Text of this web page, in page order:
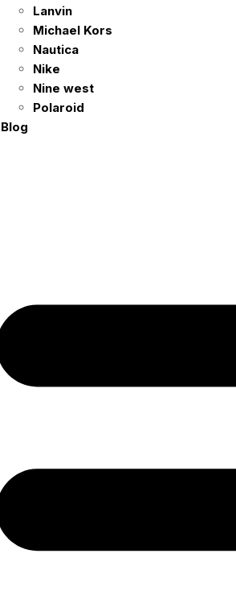
Lanvin
Michael Kors
Nautica
Nike
Nine west
Polaroid
Blog